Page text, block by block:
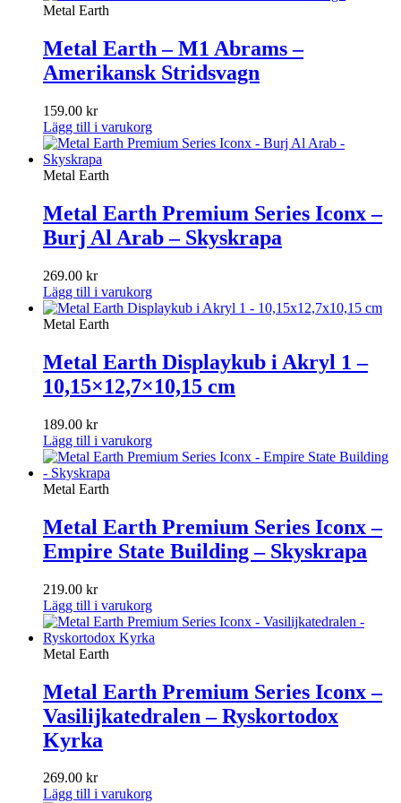
Metal Earth
Metal Earth – M1 Abrams –
Amerikansk Stridsvagn
159.00 kr
Lägg till i varukorg
Metal Earth
Metal Earth Premium Series Iconx –
Burj Al Arab – Skyskrapa
269.00 kr
Lägg till i varukorg
Metal Earth
Metal Earth Displaykub i Akryl 1 –
10,15×12,7×10,15 cm
189.00 kr
Lägg till i varukorg
Metal Earth
Metal Earth Premium Series Iconx –
Empire State Building – Skyskrapa
219.00 kr
Lägg till i varukorg
Metal Earth
Metal Earth Premium Series Iconx –
Vasilijkatedralen – Ryskortodox
Kyrka
269.00 kr
Lägg till i varukorg